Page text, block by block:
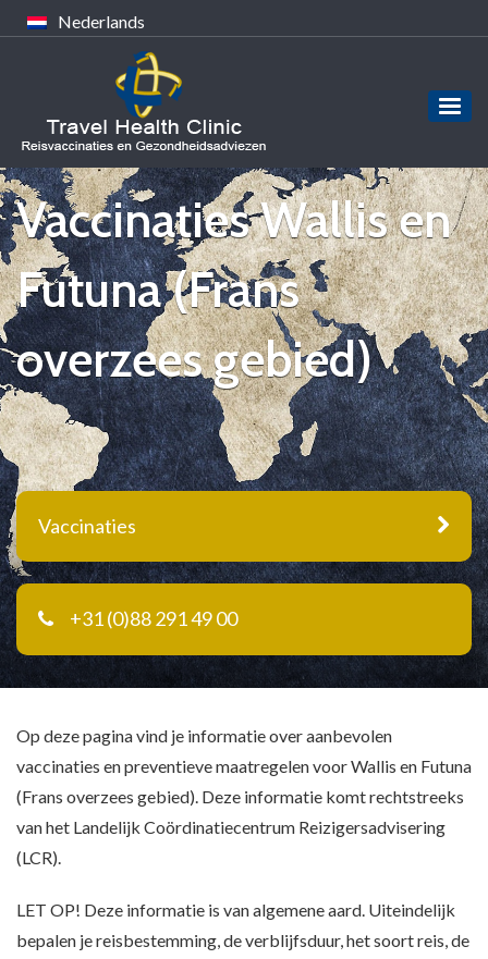
Nederlands
Vaccinaties Wallis en
Futuna (Frans
overzees gebied)
Vaccinaties
+31 (0)88 291 49 00
Op deze pagina vind je informatie over aanbevolen
vaccinaties en preventieve maatregelen voor Wallis en Futuna
(Frans overzees gebied). Deze informatie komt rechtstreeks
van het Landelijk Coördinatiecentrum Reizigersadvisering
(LCR).
LET OP! Deze informatie is van algemene aard. Uiteindelijk
bepalen je reisbestemming, de verblijfsduur, het soort reis, de